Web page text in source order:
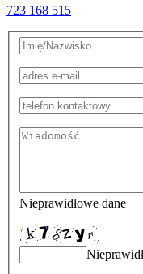
723 168 515
Nieprawidłowe dane